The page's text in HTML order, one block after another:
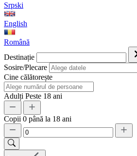
Srpski
English
Română
Destinație
Sosire/Plecare
Cine călătorește
Adulți Peste 18 ani
Copii 0 până la 18 ani